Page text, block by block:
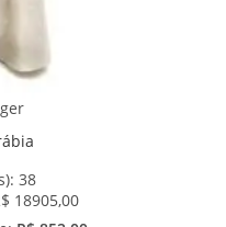
38
18905,00